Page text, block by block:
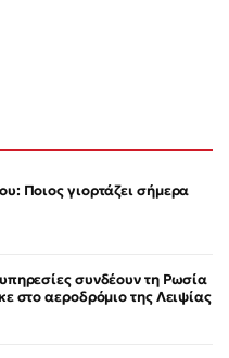
Ποιος γιορτάζει σήμερα
συνδέουν τη Ρωσία
στο αεροδρόμιο της Λειψίας